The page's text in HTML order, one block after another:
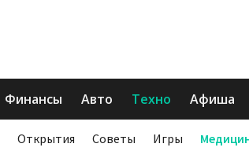
Финансы Авто Техно Афиша
Открытия Советы Игры